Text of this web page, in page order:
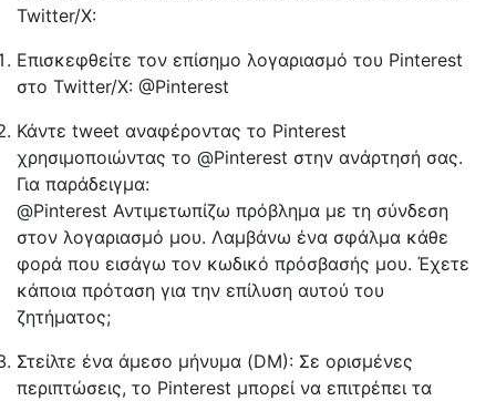
Twitter/X:
Επισκεφθείτε τον επίσημο λογαριασμό του Pinterest
στο Twitter/X: @Pinterest
Κάντε tweet αναφέροντας το Pinterest
χρησιμοποιώντας το @Pinterest στην ανάρτησή σας.
Για παράδειγμα:
@Pinterest Αντιμετωπίζω πρόβλημα με τη σύνδεση
στον λογαριασμό μου. Λαμβάνω ένα σφάλμα κάθε
φορά που εισάγω τον κωδικό πρόσβασής μου. Έχετε
κάποια πρόταση για την επίλυση αυτού του
ζητήματος;
Στείλτε ένα άμεσο μήνυμα (DM): Σε ορισμένες
περιπτώσεις, το Pinterest μπορεί να επιτρέπει τα